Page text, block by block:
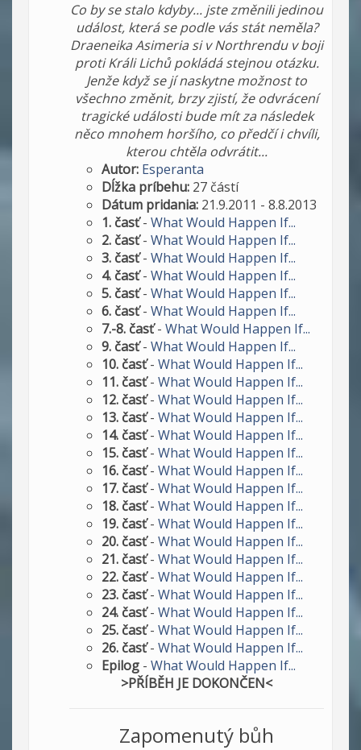
Co by se stalo kdyby... jste změnili jedinou
událost, která se podle vás stát neměla?
Draeneika Asimeria si v Northrendu v boji
proti Králi Lichů pokládá stejnou otázku.
Jenže když se jí naskytne možnost to
všechno změnit, brzy zjistí, že odvrácení
tragické události bude mít za následek
něco mnohem horšího, co předčí i chvíli,
kterou chtěla odvrátit...
Autor: Esperanta
Dĺžka príbehu: 27 částí
Dátum pridania: 21.9.2011 - 8.8.2013
1. časť- What Would Happen If...
2. časť- What Would Happen If...
3. časť- What Would Happen If...
4. časť- What Would Happen If...
5. časť- What Would Happen If...
6. časť- What Would Happen If...
7.-8. časť- What Would Happen If...
9. časť- What Would Happen If...
10. časť- What Would Happen If...
11. časť- What Would Happen If...
12. časť- What Would Happen If...
13. časť- What Would Happen If...
14. časť- What Would Happen If...
15. časť- What Would Happen If...
16. časť- What Would Happen If...
17. časť- What Would Happen If...
18. časť- What Would Happen If...
19. časť- What Would Happen If...
20. časť- What Would Happen If...
21. časť- What Would Happen If...
22. časť- What Would Happen If...
23. časť- What Would Happen If...
24. časť- What Would Happen If...
25. časť- What Would Happen If...
26. časť- What Would Happen If...
Epilog - What Would Happen If...
>PŘÍBĚH JE DOKONČEN<
Zapomenutý bůh